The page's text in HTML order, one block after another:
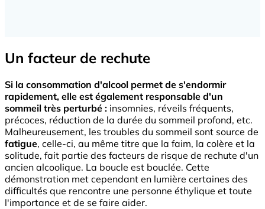
Un facteur de rechute
Si la consommation d'alcool permet de s'endormir
rapidement, elle est également responsable d'un
sommeil très perturbé : insomnies, réveils fréquents,
précoces, réduction de la durée du sommeil profond, etc.
Malheureusement, les troubles du sommeil sont source de
fatigue, celle-ci, au même titre que la faim, la colère et la
solitude, fait partie des facteurs de risque de rechute d'un
ancien alcoolique. La boucle est bouclée. Cette
démonstration met cependant en lumière certaines des
difficultés que rencontre une personne éthylique et toute
l'importance et de se faire aider.